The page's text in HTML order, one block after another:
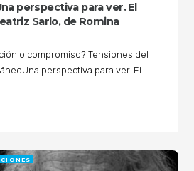
perspectiva para ver. El
Sarlo, de Romina
o compromiso? Tensiones del
perspectiva para ver. El